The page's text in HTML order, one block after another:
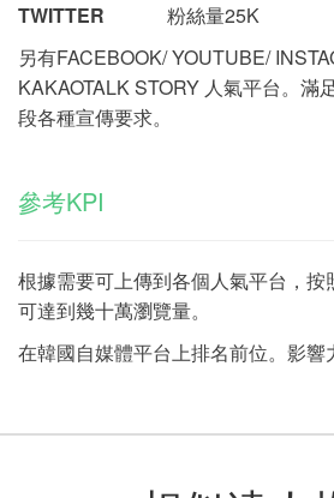
TWITTER 粉絲量25K
另有FACEBOOK/ YOUTUBE/
KAKAOTALK STORY 人氣平台。滿
段各種宣傳要求。
參考KPI
根據需要可上傳到各個人氣平台，按
可達到幾十萬瀏覽量。
在韓國自媒體平台上排名前位。影響